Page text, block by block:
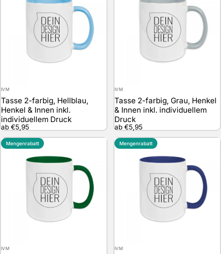
Anbieter:
IVM
Tasse 2-farbig, Hellblau,
Henkel & Innen inkl.
individuellem Druck
ab €5,95
Anbieter:
IVM
Tasse 2-farbig, Grau, Henkel
& Innen inkl. individuellem
Druck
ab €5,95
Mengenrabatt
Anbieter:
IVM
Mengenrabatt
Anbieter:
IVM